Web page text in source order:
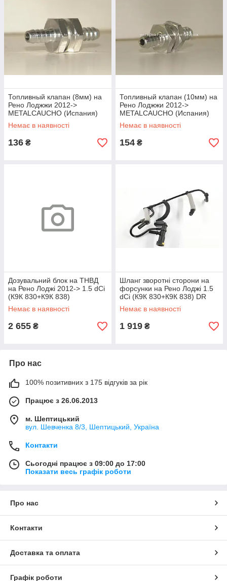
Топливный клапан (8мм) на
Рено Лоджжи 2012->
METALCAUCHO (Испания)
MC2014
Немає в наявності
136 ₴
Топливный клапан (10мм) на
Рено Лоджжи 2012->
METALCAUCHO (Испания)
MC2015
Немає в наявності
154 ₴
Дозувальний блок на ТНВД
на Рено Лоджі 2012-> 1.5 dCi
(К9К 830+К9К 838)
ENGITECH-ENT2300301
Немає в наявності
2 655 ₴
Шланг зворотні сторони на
форсунки на Рено Лоджі 1.5
dCi (К9К 830+К9К 838) DR
MOTOR (Польща) DRM18013
Немає в наявності
1 919 ₴
Про нас
100% позитивних з 175 відгуків за рік
Працює з 26.06.2013
м. Шептицький
вул. Шевченка 8/3, Шептицький, Україна
Контакти
Сьогодні працює з 09:00 до 17:00
Показати весь графік роботи
Про нас
Контакти
Доставка та оплата
Графік роботи